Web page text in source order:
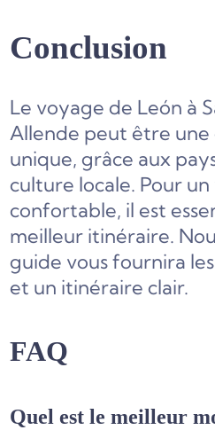
Conclusion
Le voyage de León à
Allende peut être une
unique, grâce aux
culture locale. Pour
confortable, il est
meilleur itinéraire.
guide vous fournira
et un itinéraire clair.
FAQ
Quel est le meilleur